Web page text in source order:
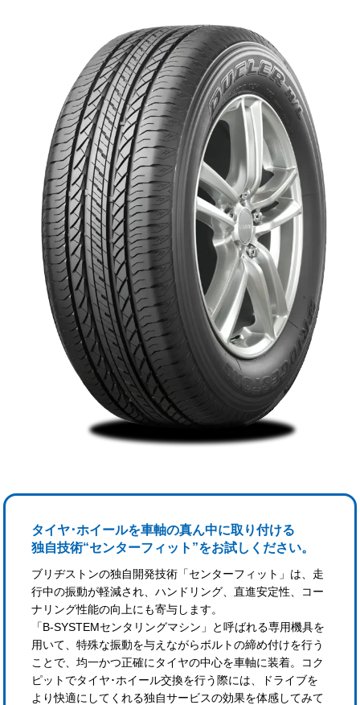
タイヤ･ホイールを車軸の真ん中に取り付ける
独自技術“センターフィット”をお試しください。
ブリヂストンの独自開発技術「センターフィット」は、走
行中の振動が軽減され、ハンドリング、直進安定性、コー
ナリング性能の向上にも寄与します。
「B-SYSTEMセンタリングマシン」と呼ばれる専用機具を
用いて、特殊な振動を与えながらボルトの締め付けを行う
ことで、均一かつ正確にタイヤの中心を車軸に装着。コク
ピットでタイヤ･ホイール交換を行う際には、ドライブを
より快適にしてくれる独自サービスの効果を体感してみて